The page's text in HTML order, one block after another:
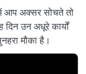
आप अक्सर सोचते तो
उन अधूरे कार्यों
मौका है।